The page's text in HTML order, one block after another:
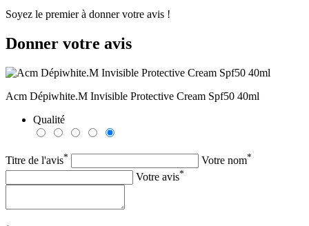
Soyez le premier à donner votre avis !
Donner votre avis
Acm Dépiwhite.M Invisible Protective Cream Spf50 40ml
Qualité
Titre de l'avis* Votre nom*
Votre avis*